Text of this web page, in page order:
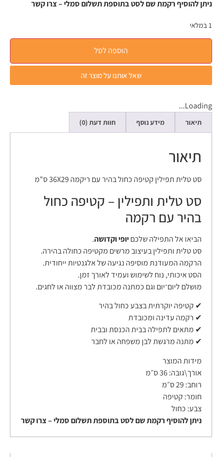
ניתן להוסיף רקמת שם לסט בתוספת תשלום סמלי – צרו קשר
1 במלאי
הוספה לסל
שאל אותנו על מוצר זה
Loading...
תיאור מידע נוסף חוות דעת (0)
תיאור
סט טלית תפילין קטיפה כחול בהיר עם ריקמה 36X29 ס"מ
סט טלית ותפילין – קטיפה כחול
בהיר עם רקמה
הביאו אל התפילה שלכםיופי וקדושה.
סט טלית ותפילין בעיצוב מרשים מקטיפה כחולה בהירה.
הרקמה המעודנת מוסיפה נגיעה של אלגנטיות ייחודית.
הסט איכותי, נוח לשימוש ועמיד לאורך זמן.
מושלם ליום־יום וגם כמתנה מכובדת לבר מצווה או לחגים.
✔ קטיפה יוקרתית בצבע כחול בהיר
✔ רקמה עדינה ומכובדת
✔ מתאים לתפילה בבית הכנסת ובבית
✔ מתנה מרגשת לבן משפחה או לחבר
מידות המוצר
אורך\גובה:36 ס״מ
רוחב: 29 ס״מ
חומר: קטיפה
צבע: כחול
ניתן להוסיף רקמת שם לסט בתוספת תשלום סמלי – צרו קשר